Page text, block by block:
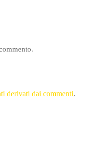
derivati dai commenti.